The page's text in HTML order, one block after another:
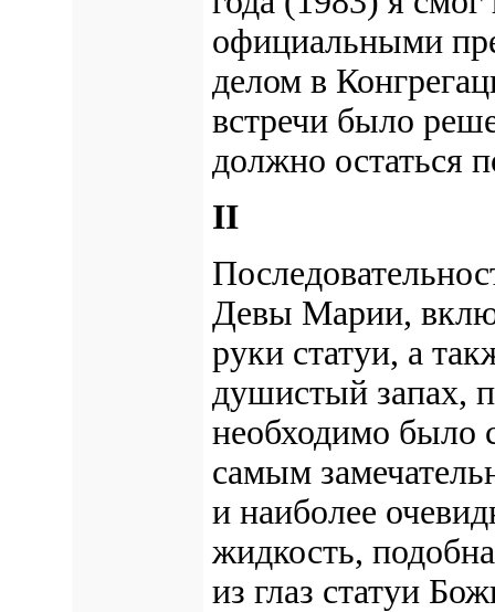
официальными
делом в
встречи было
должно остаться
II
Девы Марии,
руки статуи, а
душистый запах,
необходимо было
самым
и наиболее
жидкость,
из глаз статуи